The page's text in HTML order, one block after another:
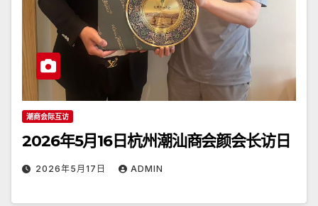
潮商会际互访
2026年5月16日杭州潮汕商会颜会长访日
2026年5月17日 ADMIN